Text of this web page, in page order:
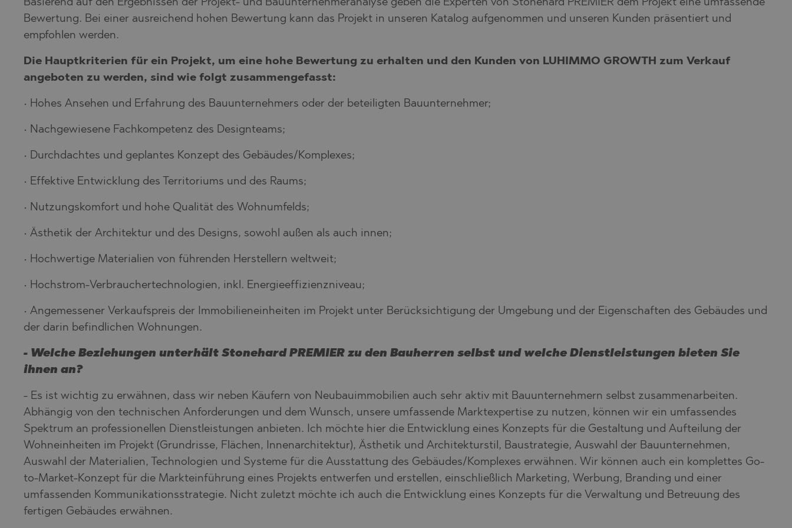
Basierend auf den Ergebnissen der Projekt- und Bauunternehmeranalyse geben die Experten von Stonehard PREMIER dem Projekt eine umfassende
Bewertung. Bei einer ausreichend hohen Bewertung kann das Projekt in unseren Katalog aufgenommen und unseren Kunden präsentiert und
empfohlen werden.
Die Hauptkriterien für ein Projekt, um eine hohe Bewertung zu erhalten und den Kunden von LUHIMMO GROWTH zum Verkauf
angeboten zu werden, sind wie folgt zusammengefasst:
• Hohes Ansehen und Erfahrung des Bauunternehmers oder der beteiligten Bauunternehmer;
• Nachgewiesene Fachkompetenz des Designteams;
• Durchdachtes und geplantes Konzept des Gebäudes/Komplexes;
• Effektive Entwicklung des Territoriums und des Raums;
• Nutzungskomfort und hohe Qualität des Wohnumfelds;
• Ästhetik der Architektur und des Designs, sowohl außen als auch innen;
• Hochwertige Materialien von führenden Herstellern weltweit;
• Hochstrom-Verbrauchertechnologien, inkl. Energieeffizienzniveau;
• Angemessener Verkaufspreis der Immobilieneinheiten im Projekt unter Berücksichtigung der Umgebung und der Eigenschaften des Gebäudes und
der darin befindlichen Wohnungen.
- Welche Beziehungen unterhält Stonehard PREMIER zu den Bauherren selbst und welche Dienstleistungen bieten Sie
ihnen an?
- Es ist wichtig zu erwähnen, dass wir neben Käufern von Neubauimmobilien auch sehr aktiv mit Bauunternehmern selbst zusammenarbeiten.
Abhängig von den technischen Anforderungen und dem Wunsch, unsere umfassende Marktexpertise zu nutzen, können wir ein umfassendes
Spektrum an professionellen Dienstleistungen anbieten. Ich möchte hier die Entwicklung eines Konzepts für die Gestaltung und Aufteilung der
Wohneinheiten im Projekt (Grundrisse, Flächen, Innenarchitektur), Ästhetik und Architekturstil, Baustrategie, Auswahl der Bauunternehmen,
Auswahl der Materialien, Technologien und Systeme für die Ausstattung des Gebäudes/Komplexes erwähnen. Wir können auch ein komplettes Go-
to-Market-Konzept für die Markteinführung eines Projekts entwerfen und erstellen, einschließlich Marketing, Werbung, Branding und einer
umfassenden Kommunikationsstrategie. Nicht zuletzt möchte ich auch die Entwicklung eines Konzepts für die Verwaltung und Betreuung des
fertigen Gebäudes erwähnen.